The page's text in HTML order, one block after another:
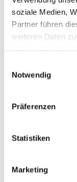
soziale Medien,
Partner führen
weiteren Daten
Notwendig
Präferenzen
Statistiken
Marketing
GMBH
Fraunhoferstraße 16
24118 Kiel
E-Mail:info[at]elac.de